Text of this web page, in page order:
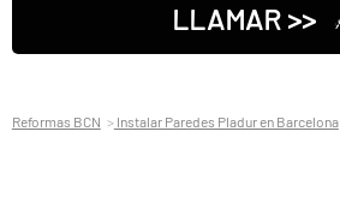
LLAMAR >>
Reformas BCN Instalar Paredes Pladur en Barcelona